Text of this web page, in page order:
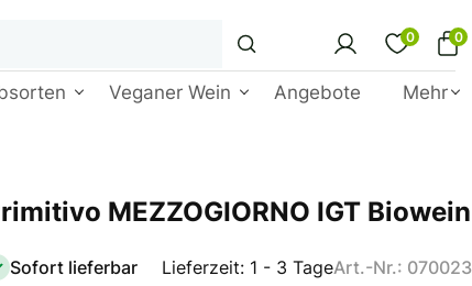
0 0
Veganer Wein Angebote Mehr
MEZZOGIORNO IGT Biowein
Sofort lieferbar Lieferzeit: 1 - 3 TageArt.-Nr.: 070023